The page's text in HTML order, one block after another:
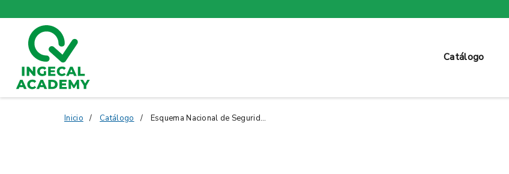
Catálogo
Inicio Catálogo Esquema Nacional de Seguridad (ENS)